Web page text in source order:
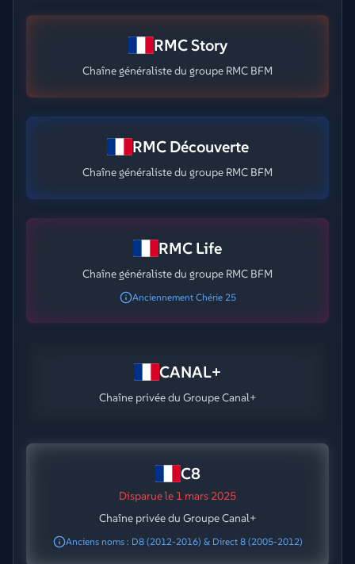
RMC Story
Chaîne généraliste du groupe RMC BFM
RMC Découverte
Chaîne généraliste du groupe RMC BFM
RMC Life
Chaîne généraliste du groupe RMC BFM
Anciennement Chérie 25
CANAL+
Chaîne privée du Groupe Canal+
C8
Disparuele 1 mars 2025
Chaîne privée du Groupe Canal+
Anciens noms : D8 (2012-2016) & Direct 8 (2005-2012)